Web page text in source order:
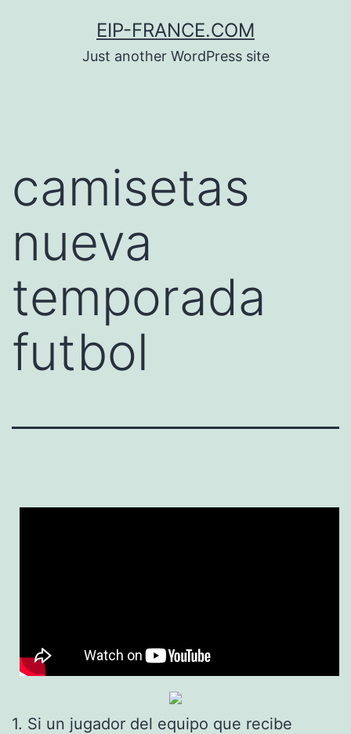
EIP-FRANCE.COM
Just another WordPress site
camisetas
nueva
temporada
futbol
1. Si un jugador del equipo que recibe